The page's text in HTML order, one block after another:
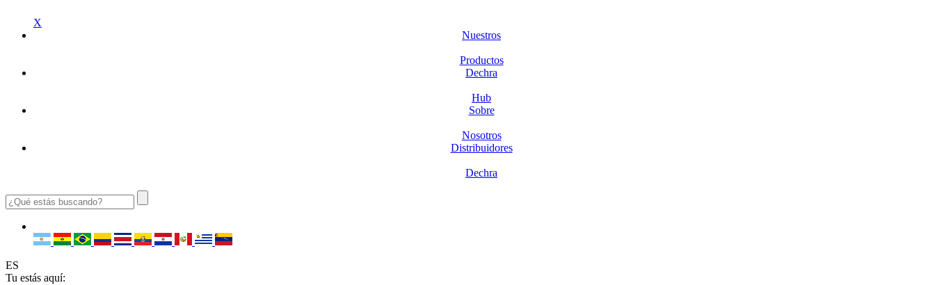
X
Nuestros
Productos
Dechra
Hub
Sobre
Nosotros
Distribuidores
Dechra
ES
Tu estás aquí: